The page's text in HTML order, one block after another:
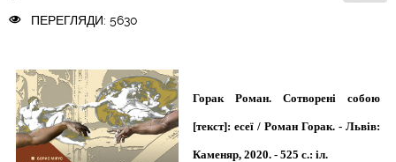
ПЕРЕГЛЯДИ: 5630
Горак Роман. Сотворені собою
[текст]: есеї / Роман Горак. - Львів:
Каменяр, 2020. - 525 с.: іл.